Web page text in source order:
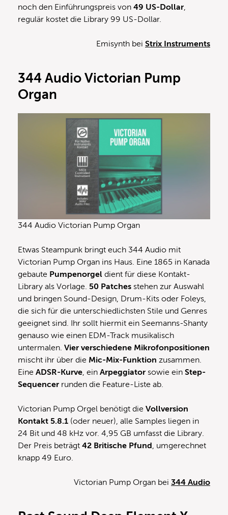
noch den Einführungspreis von 49 US-Dollar
regulär kostet die Library 99 US-Dollar.
Emisynth bei Strix Instruments
344 Audio Victorian Pump
Organ
344 Audio Victorian Pump Organ
Etwas Steampunk bringt euch 344 Audio mit
Victorian Pump Organ ins Haus. Eine 1865 in Kanada
gebaute Pumpenorgel dient für diese Kontakt-
Library als Vorlage. 50 Patches stehen zur Auswahl
und bringen Sound-Design, Drum-Kits oder Foleys,
die sich für die unterschiedlichsten Stile und Genres
geeignet sind. Ihr sollt hiermit ein Seemanns-Shanty
genauso wie einen EDM-Track musikalisch
untermalen. Vier verschiedene Mikrofonpositionen
mischt ihr über die Mic-Mix-Funktion zusammen.
Eine ADSR-Kurve, ein Arpeggiator sowie ein Step-
Sequencer runden die Feature-Liste ab.
Victorian Pump Orgel benötigt die Vollversion
Kontakt 5.8.1 (oder neuer), alle Samples liegen in
24 Bit und 48 kHz vor. 4,95 GB umfasst die Library.
Der Preis beträgt 42 Britische Pfund, umgerechnet
knapp 49 Euro.
Victorian Pump Organ bei 344 Audio